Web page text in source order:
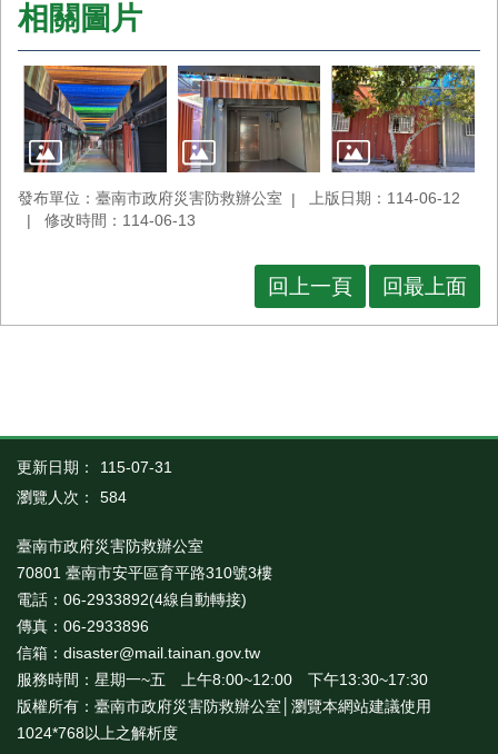
相關圖片
發布單位：臺南市政府災害防救辦公室
上版日期：114-06-12
修改時間：114-06-13
回上一頁 回最上面
更新日期：
115-07-31
瀏覽人次：
584
臺南市政府災害防救辦公室
70801 臺南市安平區育平路310號3樓
電話：06-2933892(4線自動轉接)
傳真：06-2933896
信箱：disaster@mail.tainan.gov.tw
服務時間：星期一~五 上午8:00~12:00 下午13:30~17:30
版權所有：臺南市政府災害防救辦公室│瀏覽本網站建議使用
1024*768以上之解析度